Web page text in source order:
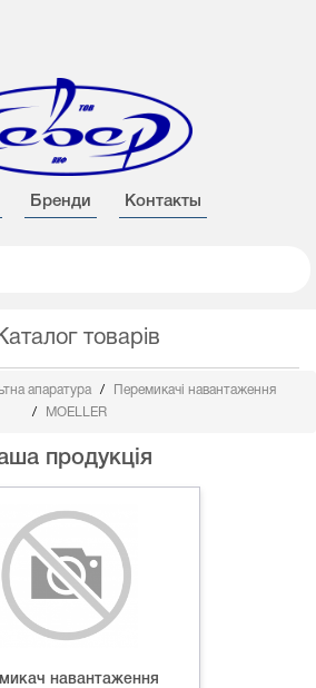
Бренди Контакты
товарів
апаратура
Перемикачі навантаження
MOELLER
продукція
навантаження